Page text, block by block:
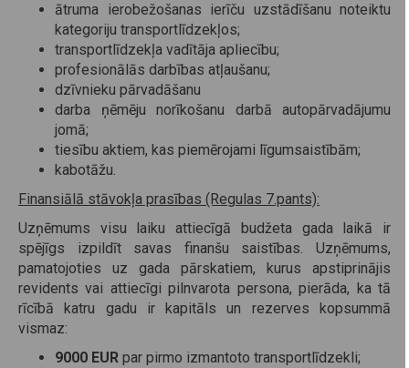
ātruma ierobežošanas ierīču uzstādīšanu noteiktu
kategoriju transportlīdzekļos;
transportlīdzekļa vadītāja apliecību;
profesionālās darbības atļaušanu;
dzīvnieku pārvadāšanu
darba ņēmēju norīkošanu darbā autopārvadājumu
jomā;
tiesību aktiem, kas piemērojami līgumsaistībām;
kabotāžu.
Finansiālā stāvokļa prasības (Regulas 7.pants):
Uzņēmums visu laiku attiecīgā budžeta gada laikā ir
spējīgs izpildīt savas finanšu saistības. Uzņēmums,
pamatojoties uz gada pārskatiem, kurus apstiprinājis
revidents vai attiecīgi pilnvarota persona, pierāda, ka tā
rīcībā katru gadu ir kapitāls un rezerves kopsummā
vismaz:
9000 EUR par pirmo izmantoto transportlīdzekli;